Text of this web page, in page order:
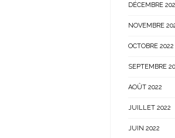
DÉCEMBRE
NOVEMBRE
OCTOBRE 2022
SEPTEMBRE
AOÛT 2022
JUILLET 2022
JUIN 2022